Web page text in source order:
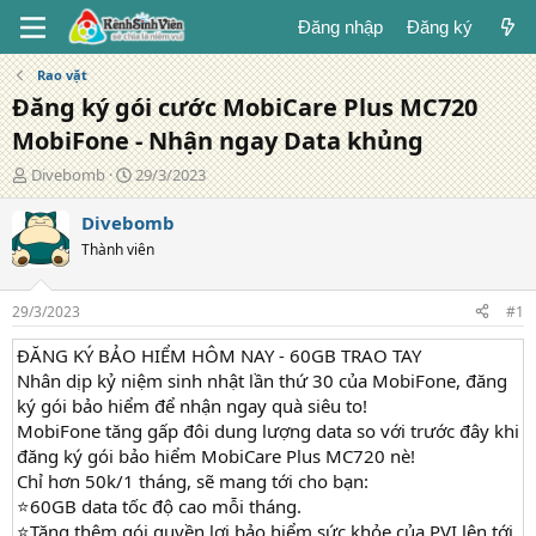
Đăng nhập Đăng ký
Rao vặt
Đăng ký gói cước MobiCare Plus MC720
MobiFone - Nhận ngay Data khủng
T
á
c
g
i
ả
Divebomb
N
g
à
y
đ
g
29/3/2023
Divebomb
Thành viên
29/3/2023 #1
ĐĂNG KÝ BẢO HIỂM HÔM NAY - 60GB TRAO TAY
Nhân dịp kỷ niệm sinh nhật lần thứ 30 của MobiFone, đăng
ký gói bảo hiểm để nhận ngay quà siêu to!
MobiFone tăng gấp đôi dung lượng data so với trước đây khi
đăng ký gói bảo hiểm MobiCare Plus MC720 nè!
Chỉ hơn 50k/1 tháng, sẽ mang tới cho bạn:
⭐60GB data tốc độ cao mỗi tháng.
⭐Tặng thêm gói quyền lợi bảo hiểm sức khỏe của PVI lên tới